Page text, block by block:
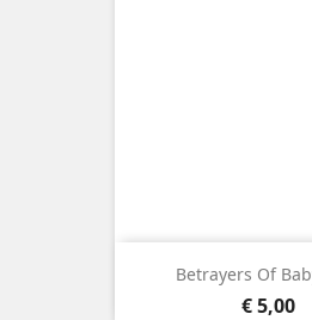
Betrayers Of
Prijs
€ 5,00